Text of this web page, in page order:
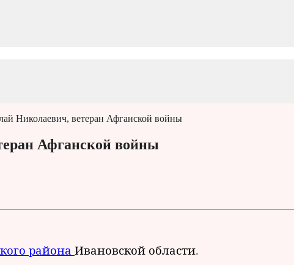
Николаевич, ветеран Афганской войны
Афганской войны
района Ивановской области.